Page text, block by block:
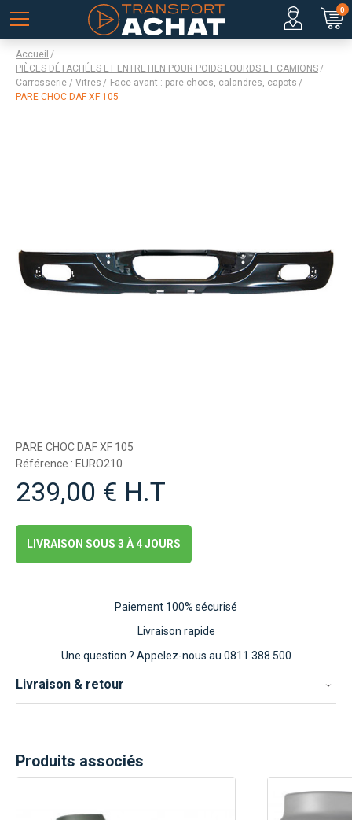
Accueil
PIÈCES DÉTACHÉES ET ENTRETIEN POUR POIDS LOURDS ET CAMIONS
Carrosserie / Vitres
Face avant : pare-chocs, calandres, capots
PARE CHOC DAF XF 105
PARE CHOC DAF XF 105
Référence : EURO210
239,00 € H.T
LIVRAISON SOUS 3 À 4 JOURS
Paiement 100% sécurisé
Livraison rapide
Une question ? Appelez-nous au 0811 388 500
Livraison & retour
Produits associés
0